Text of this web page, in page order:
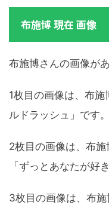
布施博 現在 画像
布施博さんの画像があ
1枚目の画像は、布
ルドラッシュ」です。
2枚目の画像は、布
「ずっとあなたが好
3枚目の画像は、布